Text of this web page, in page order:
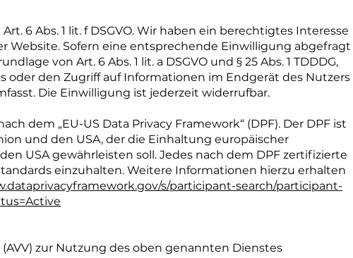
6 Abs. 1 lit. f DSGVO. Wir haben ein berechtigtes Interesse
Website. Sofern eine entsprechende Einwilligung abgefragt
von Art. 6 Abs. 1 lit. a DSGVO und § 25 Abs. 1 TDDDG,
oder den Zugriff auf Informationen im Endgerät des Nutzers
Die Einwilligung ist jederzeit widerrufbar.
dem „EU-US Data Privacy Framework“ (DPF). Der DPF ist
und den USA, der die Einhaltung europäischer
USA gewährleisten soll. Jedes nach dem DPF zertifizierte
einzuhalten. Weitere Informationen hierzu erhalten
s/participant-search/participant-
zur Nutzung des oben genannten Dienstes